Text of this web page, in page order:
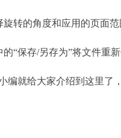
转的角度和应用的页面范
保存/另存为”将文件重新
就给大家介绍到这里了，